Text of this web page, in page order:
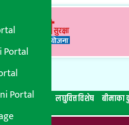
Portal
Portal
बैंकिङ विशेष लघुवित्त विशेष बीमाका